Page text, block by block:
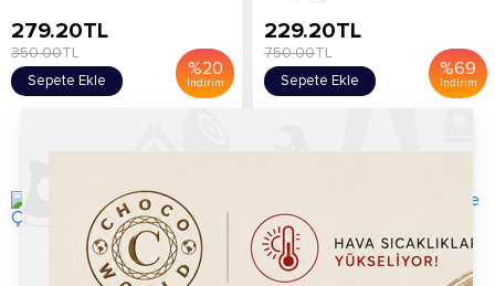
%20
İndirim
279.20TL
350.00TL
Sepete Ekle
%69
İndirim
229.20TL
750.00TL
Sepete Ekle